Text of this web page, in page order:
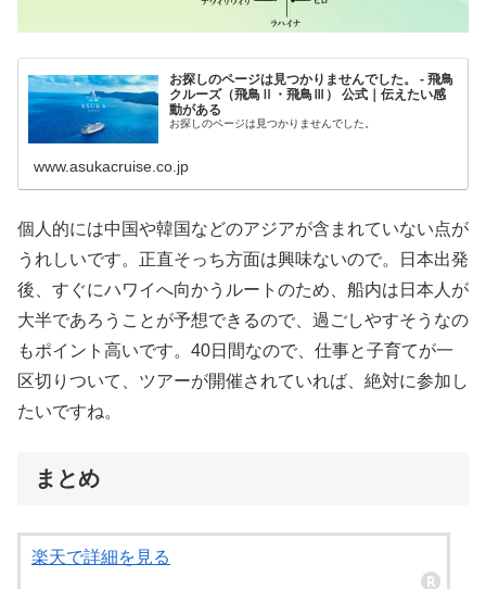
お探しのページは見つかりませんでした。 - 飛鳥
クルーズ（飛鳥Ⅱ・飛鳥Ⅲ） 公式｜伝えたい感
動がある
お探しのページは見つかりませんでした。
www.asukacruise.co.jp
個人的には中国や韓国などのアジアが含まれていない点が
うれしいです。正直そっち方面は興味ないので。日本出発
後、すぐにハワイへ向かうルートのため、船内は日本人が
大半であろうことが予想できるので、過ごしやすそうなの
もポイント高いです。40日間なので、仕事と子育てが一
区切りついて、ツアーが開催されていれば、絶対に参加し
たいですね。
まとめ
楽天で詳細を見る